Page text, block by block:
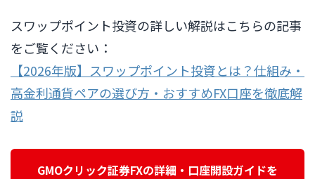
スワップポイント投資の詳しい解説はこちらの記事
をご覧ください：
【2026年版】スワップポイント投資とは？仕組み・
高金利通貨ペアの選び方・おすすめFX口座を徹底解
説
GMOクリック証券FXの詳細・口座開設ガイドを